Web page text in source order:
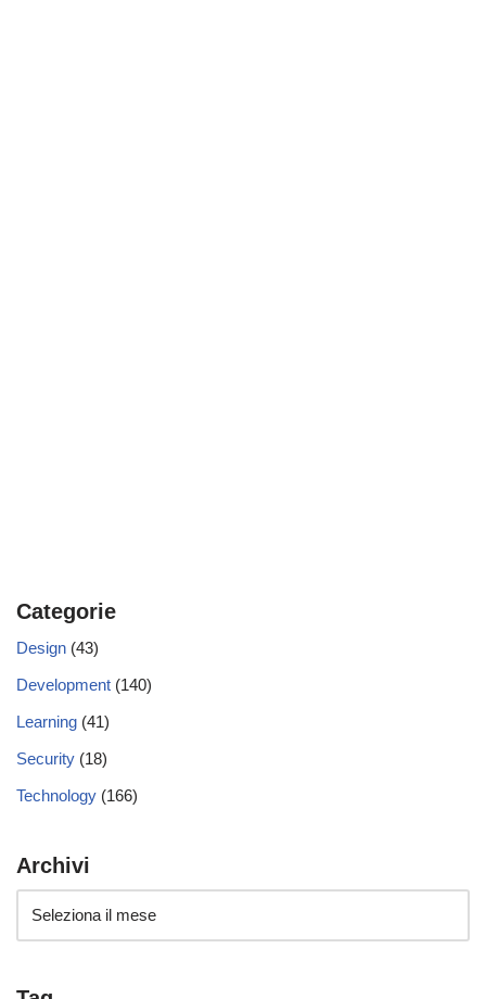
Categorie
Design (43)
Development (140)
Learning (41)
Security (18)
Technology (166)
Archivi